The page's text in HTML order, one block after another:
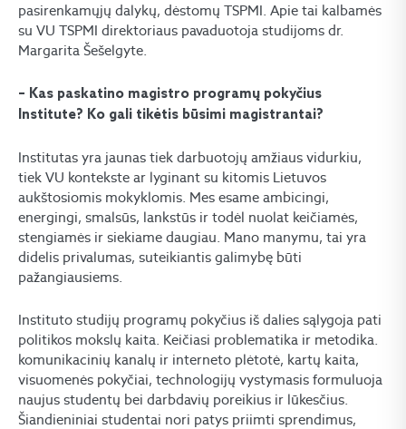
pasirenkamųjų dalykų, dėstomų TSPMI. Apie tai kalbamės
su VU TSPMI direktoriaus pavaduotoja studijoms dr.
Margarita Šešelgyte.
– Kas paskatino magistro programų pokyčius
Institute? Ko gali tikėtis būsimi magistrantai?
Institutas yra jaunas tiek darbuotojų amžiaus vidurkiu,
tiek VU kontekste ar lyginant su kitomis Lietuvos
aukštosiomis mokyklomis. Mes esame ambicingi,
energingi, smalsūs, lankstūs ir todėl nuolat keičiamės,
stengiamės ir siekiame daugiau. Mano manymu, tai yra
didelis privalumas, suteikiantis galimybę būti
pažangiausiems.
Instituto studijų programų pokyčius iš dalies sąlygoja pati
politikos mokslų kaita. Keičiasi problematika ir metodika.
komunikacinių kanalų ir interneto plėtotė, kartų kaita,
visuomenės pokyčiai, technologijų vystymasis formuluoja
naujus studentų bei darbdavių poreikius ir lūkesčius.
Šiandieniniai studentai nori patys priimti sprendimus,